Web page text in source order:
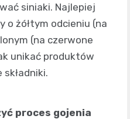
siniaki. Najlepiej
o żółtym odcieniu (na
(na czerwone
unikać produktów
proces gojenia